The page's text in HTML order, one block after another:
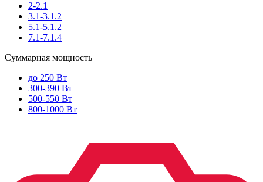
2-2.1
3.1-3.1.2
5.1-5.1.2
7.1-7.1.4
Суммарная мощность
до 250 Вт
300-390 Вт
500-550 Вт
800-1000 Вт